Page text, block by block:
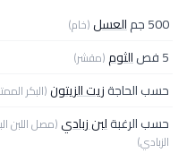
500 جم العسل(خام)
5 فص الثوم(مقشر)
حسب الحاجةزيت الزيتون(البكر
حسب الرغبةلبن زبادي(مصل اللبن
الزبادي)